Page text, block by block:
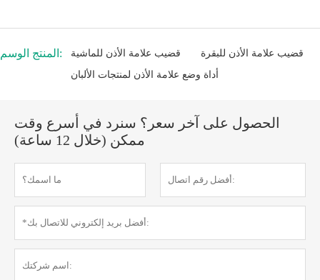
المنتج الوسم: قضيب علامة الأذن للماشية
قضيب علامة الأذن للبقرة
أداة وضع علامة الأذن لمنتجات الألبان
الحصول على آخر سعر؟ سنرد في أسرع وقت
ممكن (خلال 12 ساعة)